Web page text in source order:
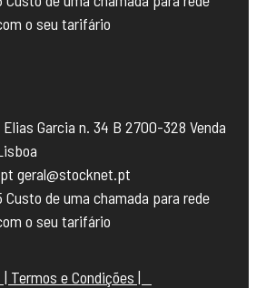
o seu tarifário
Garcia n. 34 B 2700-328 Venda
geral@stocknet.pt
Custo de uma chamada para rede
o seu tarifário
| Termos e Condições |